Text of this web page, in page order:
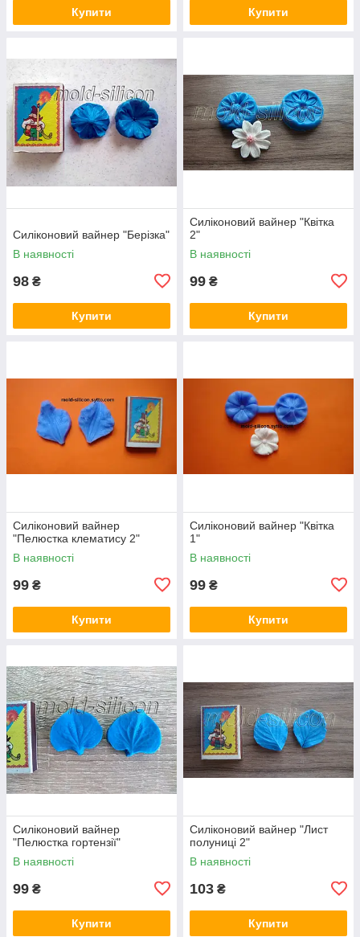
Купити Купити
Силіконовий вайнер "Берізка"
В наявності
98 ₴
Купити
Силіконовий вайнер "Квітка
2"
В наявності
99 ₴
Купити
Силіконовий вайнер
"Пелюстка клематису 2"
В наявності
99 ₴
Купити
Силіконовий вайнер "Квітка
1"
В наявності
99 ₴
Купити
Силіконовий вайнер
"Пелюстка гортензії"
В наявності
99 ₴
Купити
Силіконовий вайнер "Лист
полуниці 2"
В наявності
103 ₴
Купити